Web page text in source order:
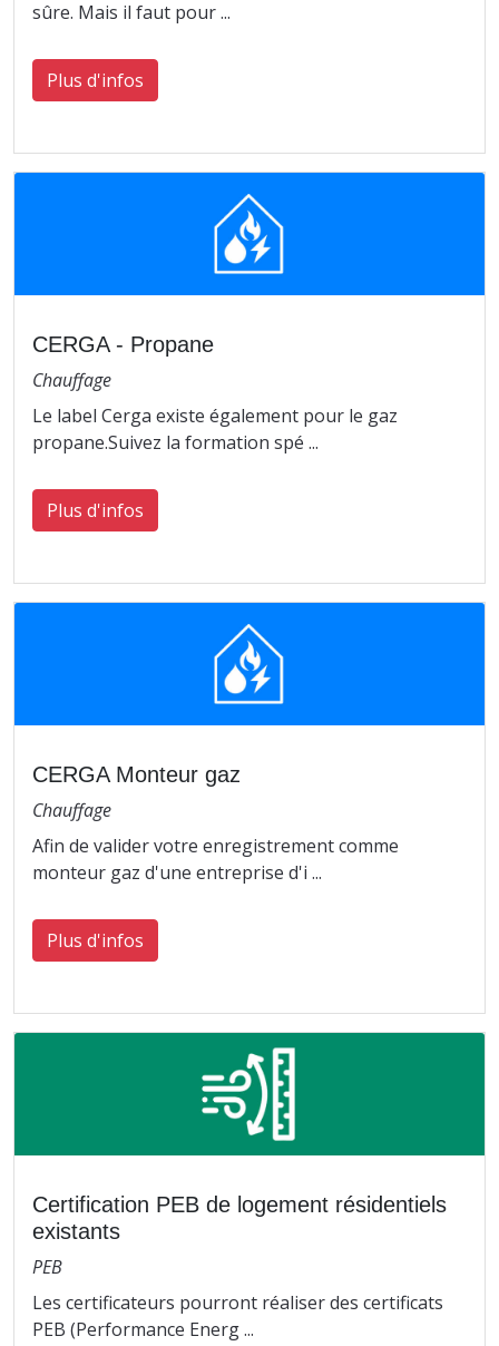
sûre. Mais il faut pour ...
Plus d'infos
CERGA - Propane
Chauffage
Le label Cerga existe également pour le gaz
propane.Suivez la formation spé ...
Plus d'infos
CERGA Monteur gaz
Chauffage
Afin de valider votre enregistrement comme
monteur gaz d'une entreprise d'i ...
Plus d'infos
Certification PEB de logement résidentiels
existants
PEB
Les certificateurs pourront réaliser des certificats
PEB (Performance Energ ...